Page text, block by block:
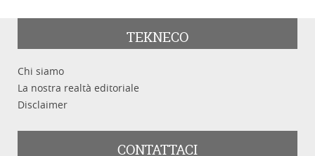
TEKNECO
Chi siamo
La nostra realtà editoriale
Disclaimer
CONTATTACI